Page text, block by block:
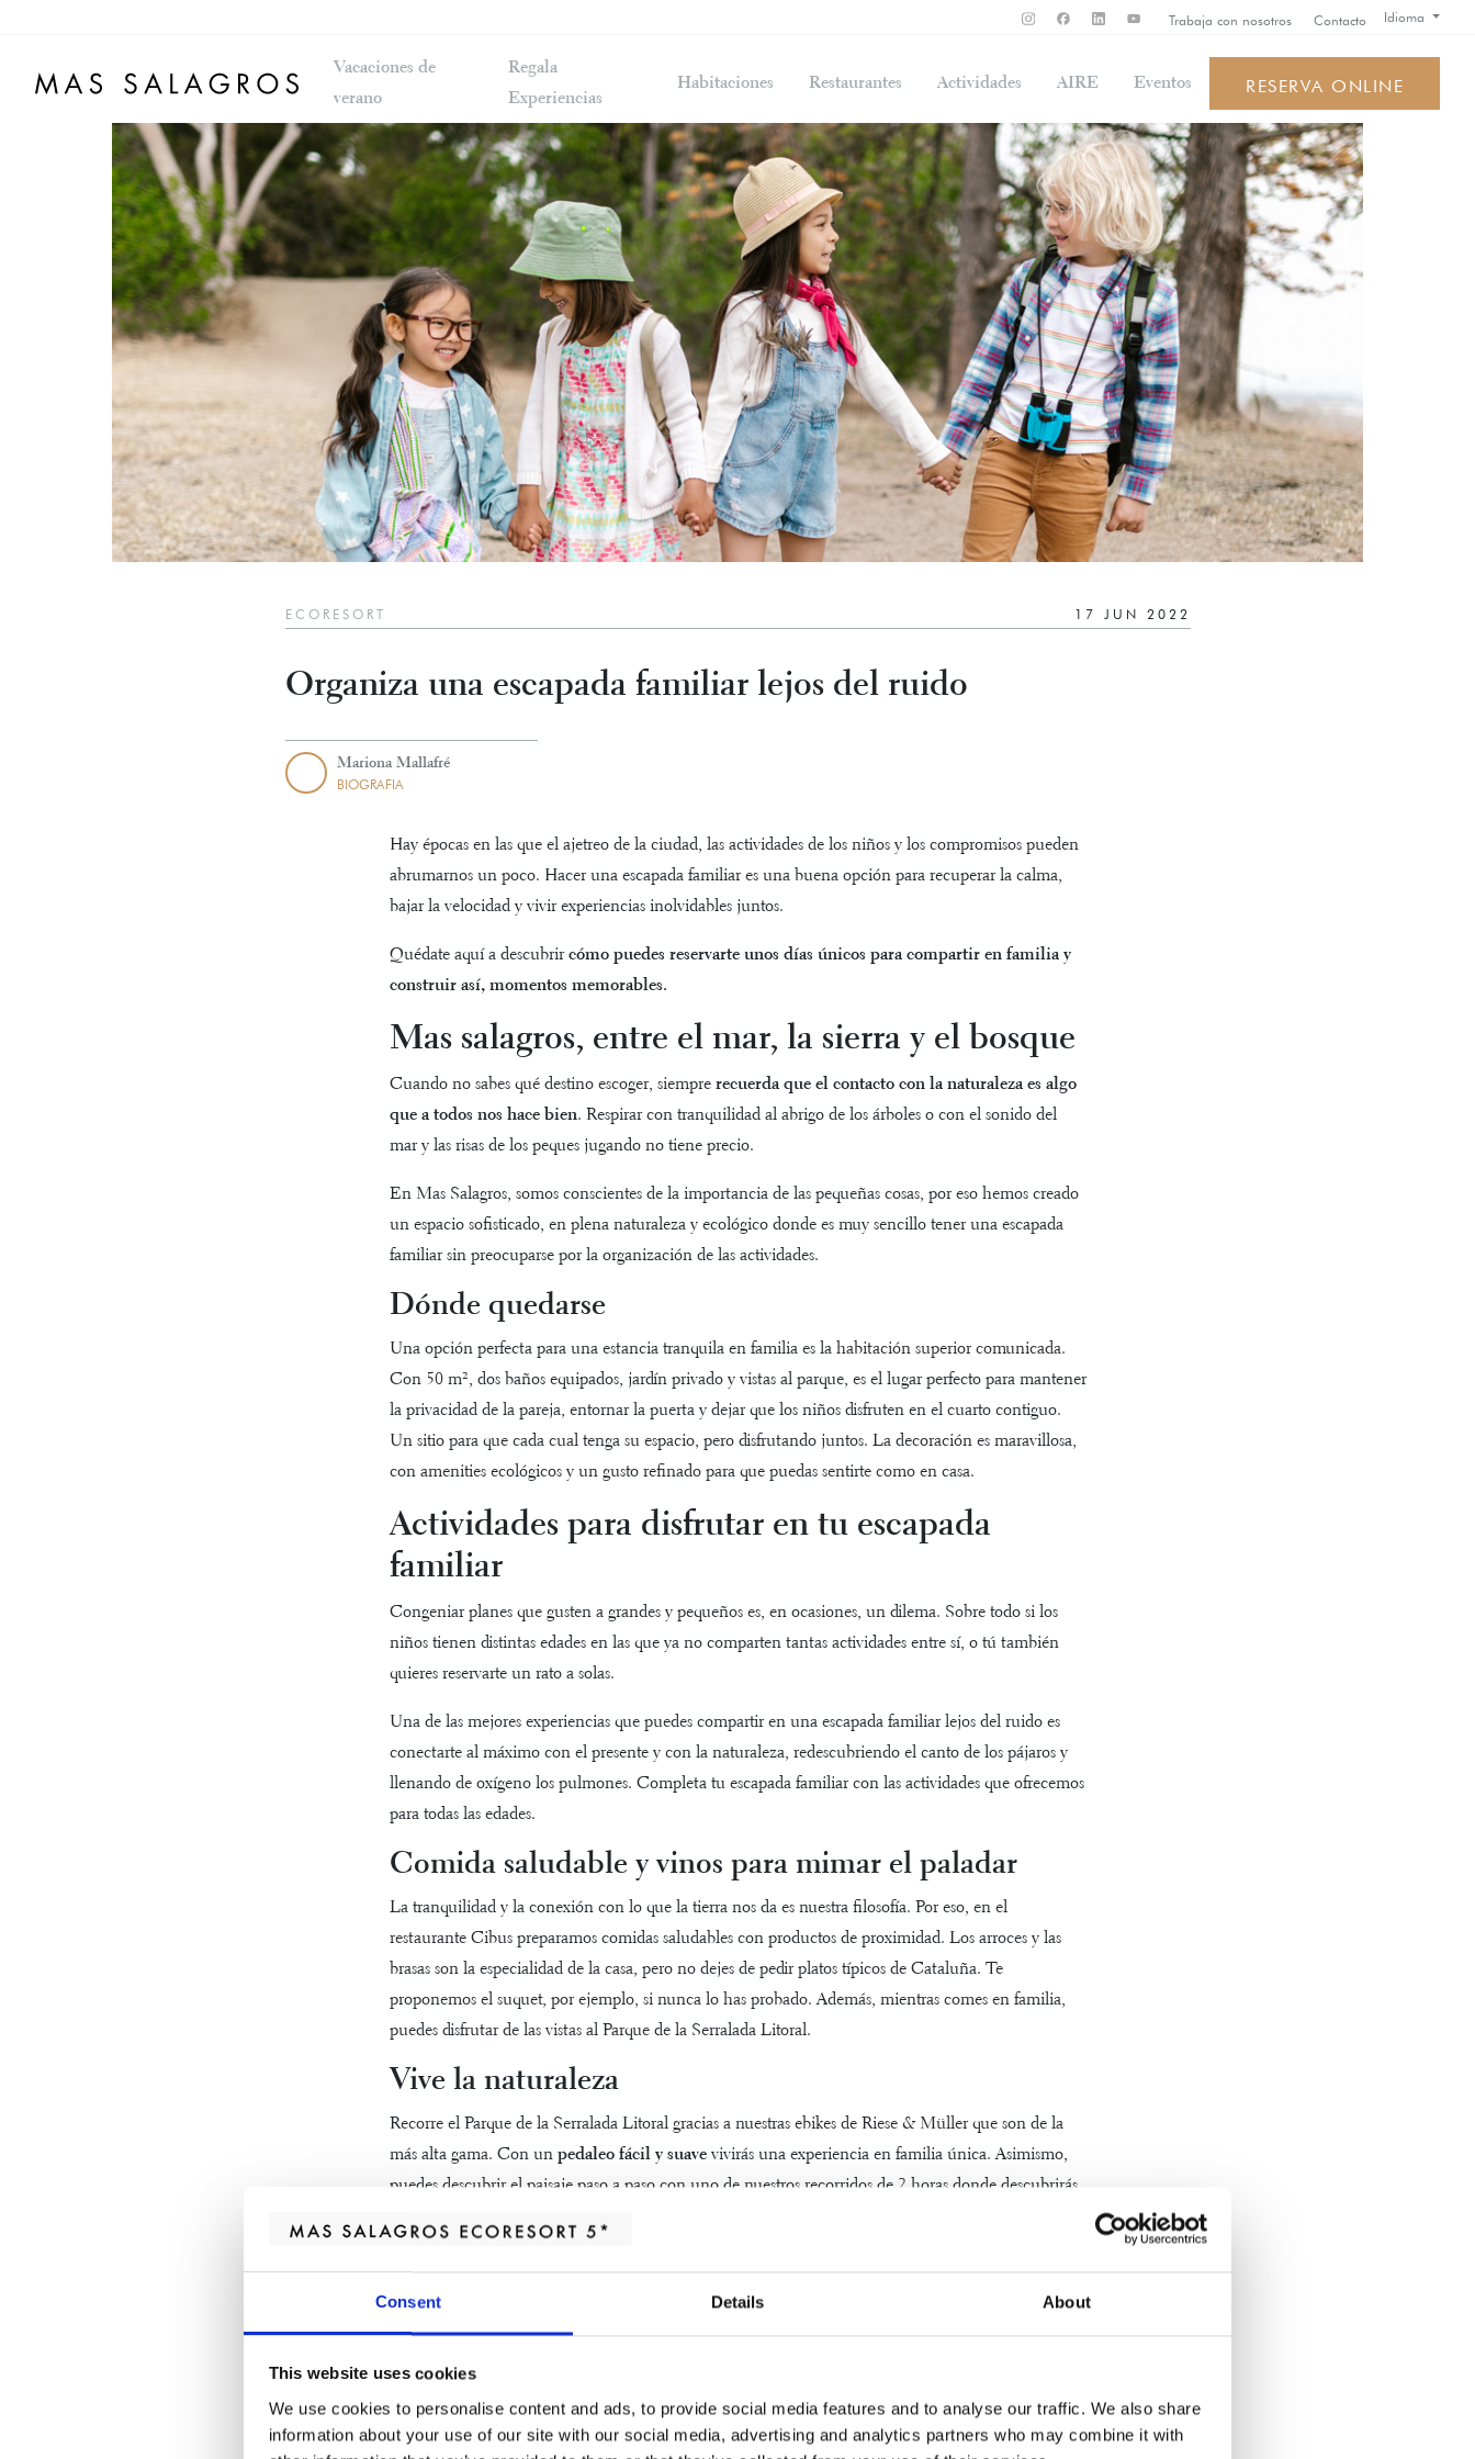
Consent Details About
This website uses cookies
We use cookies to personalise content and ads, to provide social media features and to analyse our traffic. We also share
information about your use of our site with our social media, advertising and analytics partners who may combine it with
Trabaja con nosotros Contacto Idioma
Vacaciones de
verano
Regala
Experiencias
Habitaciones Restaurantes Actividades AIRE Eventos RESERVA ONLINE
ECORESORT 17 JUN 2022
Organiza una escapada familiar lejos del ruido
Mariona Mallafré
BIOGRAFIA
Hay épocas en las que el ajetreo de la ciudad, las actividades de los niños y los compromisos pueden
abrumarnos un poco. Hacer una escapada familiar es una buena opción para recuperar la calma,
bajar la velocidad y vivir experiencias inolvidables juntos.
Quédate aquí a descubrir cómo puedes reservarte unos días únicos para compartir en familia y
construir así, momentos memorables.
Mas salagros, entre el mar, la sierra y el bosque
Cuando no sabes qué destino escoger, siempre recuerda que el contacto con la naturaleza es algo
que a todos nos hace bien. Respirar con tranquilidad al abrigo de los árboles o con el sonido del
mar y las risas de los peques jugando no tiene precio.
En Mas Salagros, somos conscientes de la importancia de las pequeñas cosas, por eso hemos creado
un espacio sofisticado, en plena naturaleza y ecológicodonde es muy sencillo tener una escapada
familiar sin preocuparse por la organización de las actividades.
Dónde quedarse
Una opción perfecta para una estancia tranquila en familia es la habitación superior comunicada.
Con 50 m², dos baños equipados, jardín privado y vistas al parque, es el lugar perfecto para mantener
la privacidad de la pareja, entornar la puerta y dejar que los niños disfruten en el cuarto contiguo.
Un sitio para que cada cual tenga su espacio, pero disfrutando juntos. La decoración es maravillosa,
con amenities ecológicos y un gusto refinado para que puedas sentirte como en casa.
Actividades para disfrutar en tu escapada
familiar
Congeniar planes que gusten a grandes y pequeños es, en ocasiones, un dilema. Sobre todo si los
niños tienen distintas edades en las que ya no comparten tantas actividades entre sí, o tú también
quieres reservarte un rato a solas.
Una de las mejores experiencias que puedes compartir en una escapada familiar lejos del ruido es
conectarte al máximo con el presente y con la naturaleza, redescubriendo el canto de los pájaros y
llenando de oxígeno los pulmones. Completa tu escapada familiar con las actividades que ofrecemos
para todas las edades.
Comida saludable y vinos para mimar el paladar
La tranquilidad y la conexión con lo que la tierra nos da es nuestra filosofía. Por eso, en el
restaurante Cibuspreparamos comidas saludables con productos de proximidad. Los arroces y las
brasas son la especialidad de la casa, pero no dejes de pedir platos típicos de Cataluña. Te
proponemos el suquet, por ejemplo, si nunca lo has probado. Además, mientras comes en familia,
puedes disfrutar de las vistas al Parque de la Serralada Litoral.
Vive la naturaleza
Recorre el Parque de la Serralada Litoral gracias a nuestras ebikes de Riese & Müllerque son de la
más alta gama. Con un pedaleo fácil y suavevivirás una experiencia en familia única. Asimismo,
puedes descubrir el paisaje paso a pasocon uno de nuestros recorridos de 2 horas donde descubrirás
En Mas Salagros hay un lugar para todas las edades
Cuando organizamos unaspequeñas vacacioneso una escapada familiar, todos queremos tener
también un poco de espacio, por eso,
los más pequeños de la casa. Mientras, puedes disfrutar con tu pareja de un románticopaseo
nocturno bajo la lunaen un lugar privilegiado donde todo es perfecto.